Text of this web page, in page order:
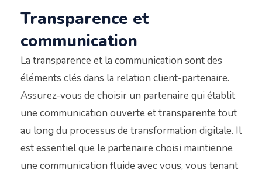
Transparence et
communication
La transparence et la communication sont des
éléments clés dans la relation client-partenaire.
Assurez-vous de choisir un partenaire qui établit
une communication ouverte et transparente tout
au long du processus de transformation digitale. Il
est essentiel que le partenaire choisi maintienne
une communication fluide avec vous, vous tenant